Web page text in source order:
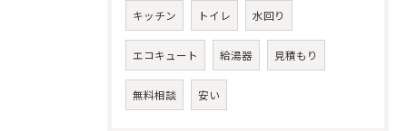
キッチン トイレ 水回り
エコキュート 給湯器 見積もり
無料相談 安い